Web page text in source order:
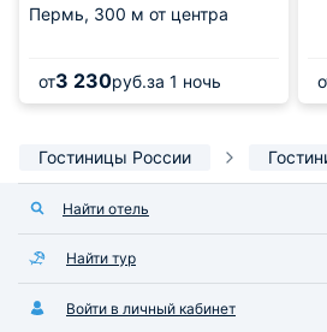
Пермь, 300 м от центра
от3 230руб.за 1 ночь
Гостиницы России
Найти отель
Найти тур
Войти в личный кабинет